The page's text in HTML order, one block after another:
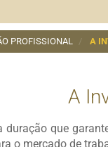
PROFISSIONAL A
A
duração que
o mercado de